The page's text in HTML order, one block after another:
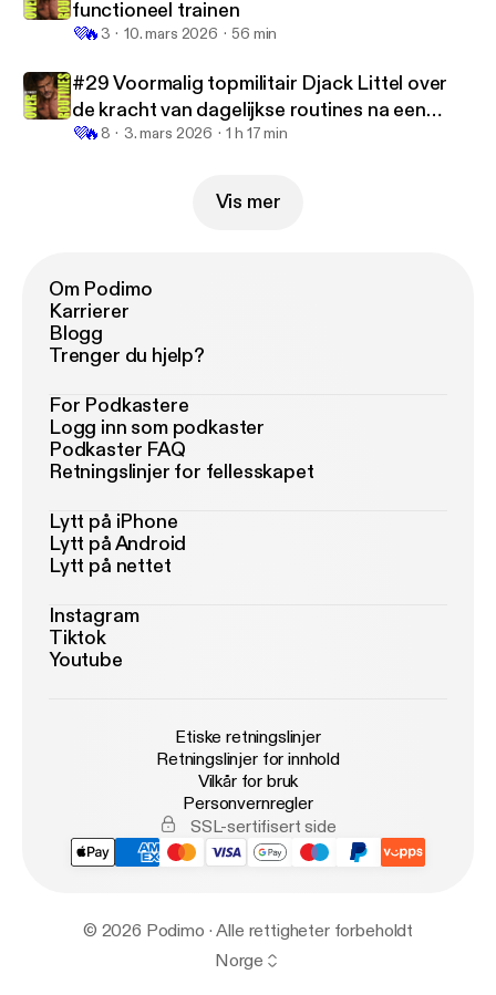
functioneel trainen
💜🔥 3 10. mars 2026 56 min
#29 Voormalig topmilitair Djack Littel over
de kracht van dagelijkse routines na een
ernstig ongeluk
💜🔥8 3. mars 2026 1 h 17 min
Vis mer
Om Podimo
Karrierer
Blogg
Trenger du hjelp?
For Podkastere
Logg inn som podkaster
Podkaster FAQ
Retningslinjer for fellesskapet
Lytt på iPhone
Lytt på Android
Lytt på nettet
Instagram
Tiktok
Youtube
Etiske retningslinjer
Retningslinjer for innhold
Vilkår for bruk
Personvernregler
SSL-sertifisert side
© 2026 Podimo · Alle rettigheter forbeholdt
Norge